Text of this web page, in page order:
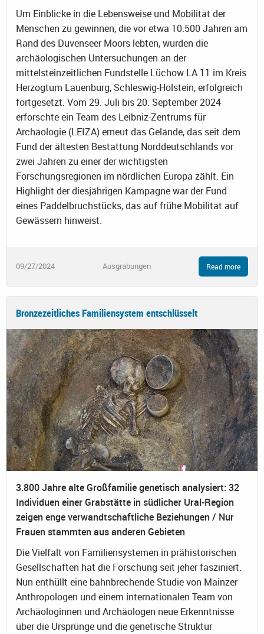
Um Einblicke in die Lebensweise und Mobilität der
Menschen zu gewinnen, die vor etwa 10.500 Jahren am
Rand des Duvenseer Moors lebten, wurden die
archäologischen Untersuchungen an der
mittelsteinzeitlichen Fundstelle Lüchow LA 11 im Kreis
Herzogtum Lauenburg, Schleswig-Holstein, erfolgreich
fortgesetzt. Vom 29. Juli bis 20. September 2024
erforschte ein Team des Leibniz-Zentrums für
Archäologie (LEIZA) erneut das Gelände, das seit dem
Fund der ältesten Bestattung Norddeutschlands vor
zwei Jahren zu einer der wichtigsten
Forschungsregionen im nördlichen Europa zählt. Ein
Highlight der diesjährigen Kampagne war der Fund
eines Paddelbruchstücks, das auf frühe Mobilität auf
Gewässern hinweist.
09/27/2024 Ausgrabungen Read more
Bronzezeitliches Familiensystem entschlüsselt
3.800 Jahre alte Großfamilie genetisch analysiert: 32
Individuen einer Grabstätte in südlicher Ural-Region
zeigen enge verwandtschaftliche Beziehungen / Nur
Frauen stammten aus anderen Gebieten
Die Vielfalt von Familiensystemen in prähistorischen
Gesellschaften hat die Forschung seit jeher fasziniert.
Nun enthüllt eine bahnbrechende Studie von Mainzer
Anthropologen und einem internationalen Team von
Archäologinnen und Archäologen neue Erkenntnisse
über die Ursprünge und die genetische Struktur